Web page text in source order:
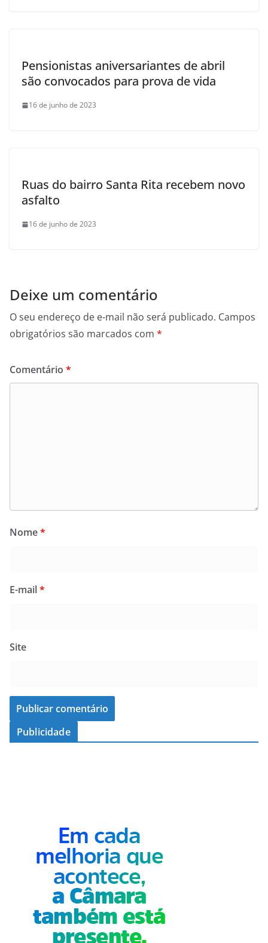
Pensionistas aniversariantes de abril
são convocados para prova de vida
16 de junho de 2023
Ruas do bairro Santa Rita recebem novo
asfalto
16 de junho de 2023
Deixe um comentário
O seu endereço de e-mail não será publicado. Campos
obrigatórios são marcados com *
Comentário *
Nome*
E-mail*
Site
Publicidade